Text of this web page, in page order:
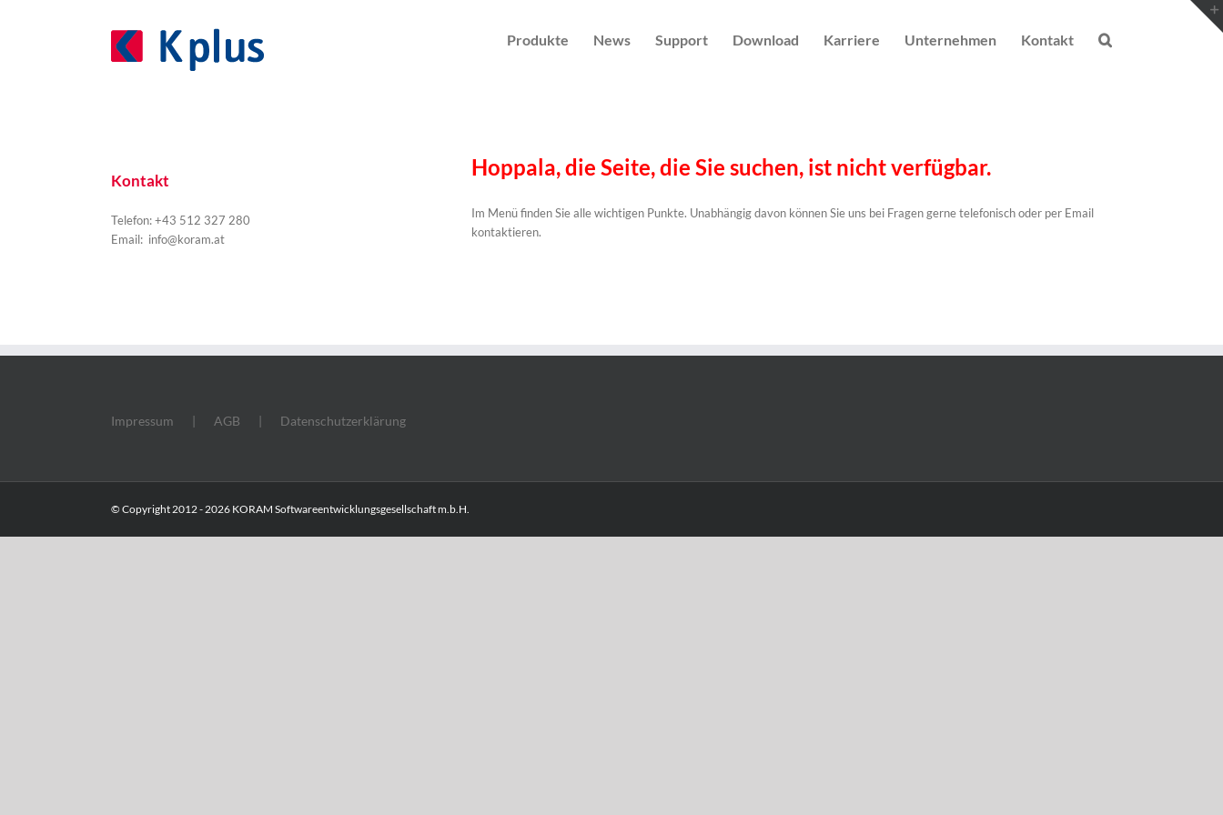
Produkte News Support Download Karriere Unternehmen Kontakt
Kontakt
Telefon: +43 512 327 280
Email: info@koram.at
Hoppala, die Seite, die Sie suchen, ist nicht verfügbar.
Im Menü finden Sie alle wichtigen Punkte. Unabhängig davon können Sie uns bei Fragen gerne telefonisch oder per Email
kontaktieren.
Impressum AGB Datenschutzerklärung
© Copyright 2012 -2026 KORAM Softwareentwicklungsgesellschaft m.b.H.